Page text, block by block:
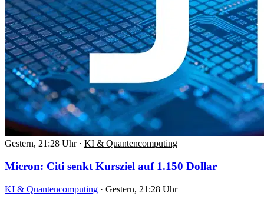
Gestern, 21:28 Uhr · KI & Quantencomputing
Micron: Citi senkt Kursziel auf 1.150 Dollar
KI & Quantencomputing · Gestern, 21:28 Uhr